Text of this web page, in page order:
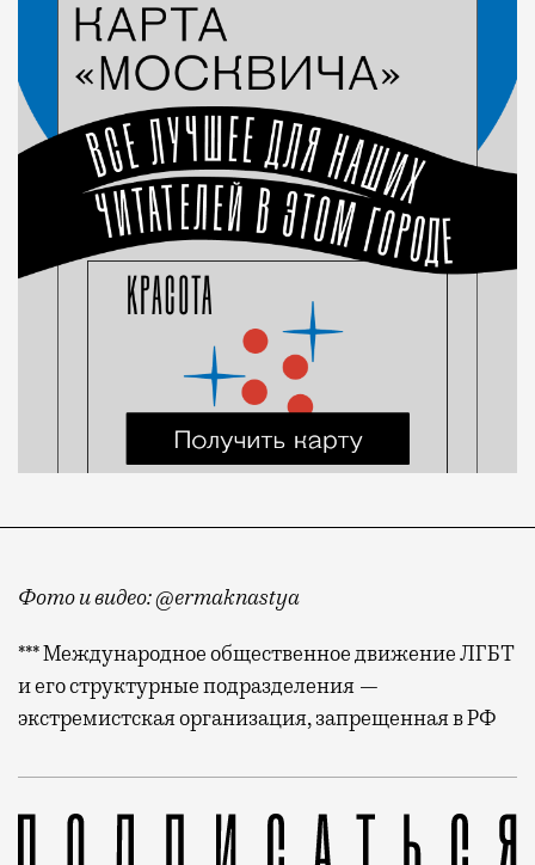
Фото и видео: @ermaknastya
*** Международное общественное движение ЛГБТ
и его структурные подразделения —
экстремистская организация, запрещенная в РФ